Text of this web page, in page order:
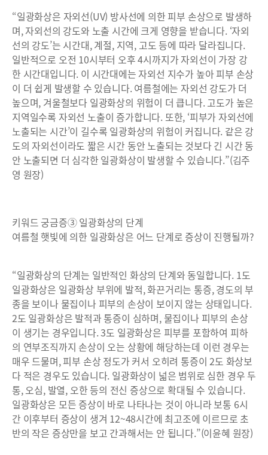
“일광화상은 자외선(UV) 방사선에 의한 피부 손상으로 발생하
며, 자외선의 강도와 노출 시간에 크게 영향을 받습니다. ‘자외
선의 강도’는 시간대, 계절, 지역, 고도 등에 따라 달라집니다.
일반적으로 오전 10시부터 오후 4시까지가 자외선이 가장 강
한 시간대입니다. 이 시간대에는 자외선 지수가 높아 피부 손상
이 더 쉽게 발생할 수 있습니다. 여름철에는 자외선 강도가 더
높으며, 겨울철보다 일광화상의 위험이 더 큽니다. 고도가 높은
지역일수록 자외선 노출이 증가합니다. 또한, ‘피부가 자외선에
노출되는 시간’이 길수록 일광화상의 위험이 커집니다. 같은 강
도의 자외선이라도 짧은 시간 동안 노출되는 것보다 긴 시간 동
안 노출되면 더 심각한 일광화상이 발생할 수 있습니다.”(김주
영 원장)
키워드 궁금증③ 일광화상의 단계
여름철 햇빛에 의한 일광화상은 어느 단계로 증상이 진행될까?
“일광화상의 단계는 일반적인 화상의 단계와 동일합니다. 1도
일광화상은 일광화상 부위에 발적, 화끈거리는 통증, 경도의 부
종을 보이나 물집이나 피부의 손상이 보이지 않는 상태입니다.
2도 일광화상은 발적과 통증이 심하며, 물집이나 피부의 손상
이 생기는 경우입니다. 3도 일광화상은 피부를 포함하여 피하
의 연부조직까지 손상이 오는 상황에 해당하는데 이런 경우는
매우 드물며, 피부 손상 정도가 커서 오히려 통증이 2도 화상보
다 적은 경우도 있습니다. 일광화상이 넓은 범위로 심한 경우 두
통, 오심, 발열, 오한 등의 전신 증상으로 확대될 수 있습니다.
일광화상은 모든 증상이 바로 나타나는 것이 아니라 보통 6시
간 이후부터 증상이 생겨 12~48시간에 최고조에 이르므로 초
반의 작은 증상만을 보고 간과해서는 안 됩니다.”(이윤혜 원장)